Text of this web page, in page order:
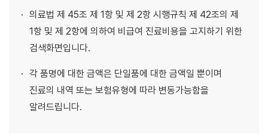
의료장비 소개
의료진 소개
의료법 제 45조 제 1항 및 제 2항 시행규칙 제 42조의 제
1항 및 제 2항에 의하여 비급여 진료비용을 고지하기 위한
검색화면입니다.
각 품명에 대한 금액은 단일품에 대한 금액일 뿐이며
진료의 내역 또는 보험유형에 따라 변동가능함을
알려드립니다.